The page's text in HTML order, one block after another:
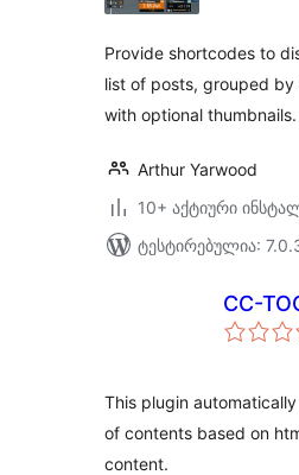
Provide shortcodes to
list of posts, grouped
with optional thumbnails.
Arthur Yarwood
10+ აქტიური
ტესტირებულია:
CC-
This plugin
of contents based on
content.